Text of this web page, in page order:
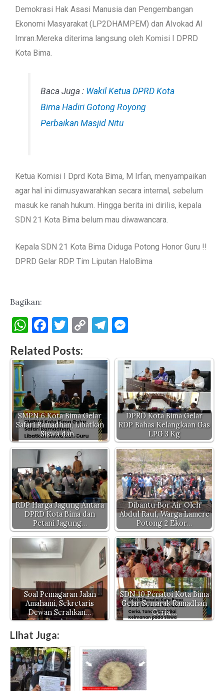
Demokrasi Hak Asasi Manusia dan Pengembangan
Ekonomi Masyarakat (LP2DHAMPEM) dan Alvokad Al
Imran.Mereka diterima langsung oleh Komisi I DPRD
Kota Bima.
Baca Juga : Wakil Ketua DPRD Kota
Bima Hadiri Gotong Royong
Perbaikan Masjid Nitu
Ketua Komisi I Dprd Kota Bima, M Irfan, menyampaikan
agar hal ini dimusyawarahkan secara internal, sebelum
masuk ke ranah hukum. Hingga berita ini dirilis, kepala
SDN 21 Kota Bima belum mau diwawancara.
Kepala SDN 21 Kota Bima Diduga Potong Honor Guru !!
DPRD Gelar RDP. Tim Liputan HaloBima
Bagikan:
W
at
s
A
p
p
F
a
c
e
b
o
o
k
T
it
te
r
C
p
y
Li
n
k
T
e
m
se
n
g
er
Related Posts:
SMPN 6 Kota Bima Gelar
Safari Ramadhan, Libatkan
Siswa dan…
DPRD Kota Bima Gelar
RDP Bahas Kelangkaan Gas
LPG 3 Kg
RDP Harga Jagung Antara
DPRD Kota Bima dan
Petani Jagung…
Dibantu Bor Air Oleh
Abdul Rauf, Warga Lamere
Potong 2 Ekor…
Soal Pemagaran Jalan
Amahami, Sekretaris
Dewan Serahkan…
SDN 10 Penatoi Kota Bima
Gelar Semarak Ramadhan
Ceria,…
LIhat Juga: